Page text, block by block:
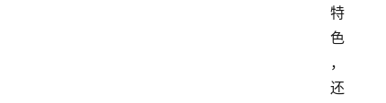
特
色
，
还